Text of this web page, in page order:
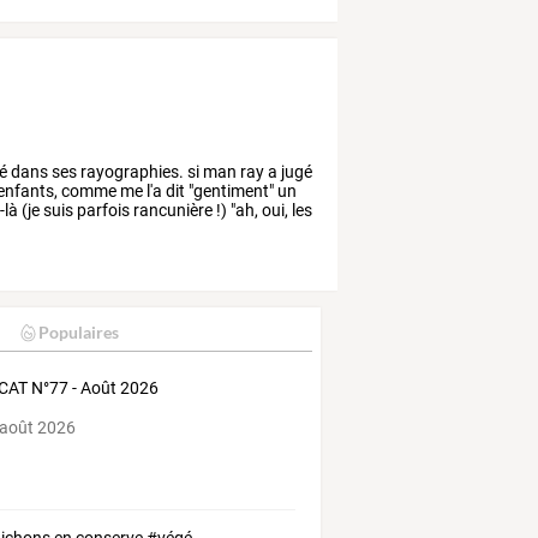
dansses rayographies. si man raya jugé
comme me l'a dit "gentiment" un
là (jesuis parfois rancunière !) "ah, oui, les
Populaires
N°77 - Août 2026
2026